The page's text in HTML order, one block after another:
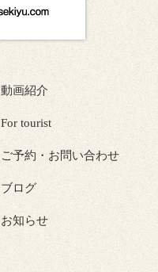
動画紹介
For tourist
ご予約・お問い合わせ
ブログ
お知らせ